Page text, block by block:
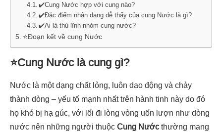
✔️Cung Nước hợp với cung nào?
✔️Đặc điểm nhận dạng dễ thấy của cung Nước là gì?
✔️Ai là thủ lĩnh nhóm cung nước?
⭐Đoạn kết về cung Nước
⭐Cung Nước là cung gì?
Nước là một dạng chất lỏng, luôn dao động và chảy
thành dòng – yếu tố mạnh nhất trên hành tinh này do đó
họ khó bị hạ gúc, với lối đi lòng vòng uốn lượn như dòng
nước nên những người thuộc Cung Nước thường mang